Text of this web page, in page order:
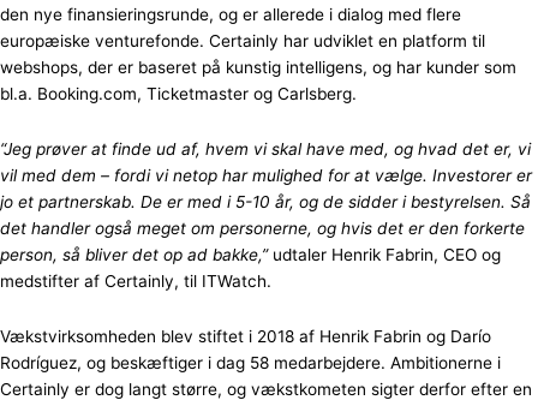
den nye finansieringsrunde, og er allerede i dialog med flere
europæiske venturefonde. Certainly har udviklet en platform til
webshops, der er baseret på kunstig intelligens, og har kunder som
bl.a. Booking.com, Ticketmaster og Carlsberg.
“Jeg prøver at finde ud af, hvem vi skal have med, og hvad det er, vi
vil med dem – fordi vi netop har mulighed for at vælge. Investorer er
jo et partnerskab. De er med i 5-10 år, og de sidder i bestyrelsen. Så
det handler også meget om personerne, og hvis det er den forkerte
person, så bliver det op ad bakke,”udtaler Henrik Fabrin, CEO og
medstifter af Certainly, til ITWatch.
Vækstvirksomheden blev stiftet i 2018 af Henrik Fabrin og Darío
Rodríguez, og beskæftiger i dag 58 medarbejdere. Ambitionerne i
Certainly er dog langt større, og vækstkometen sigter derfor efter en